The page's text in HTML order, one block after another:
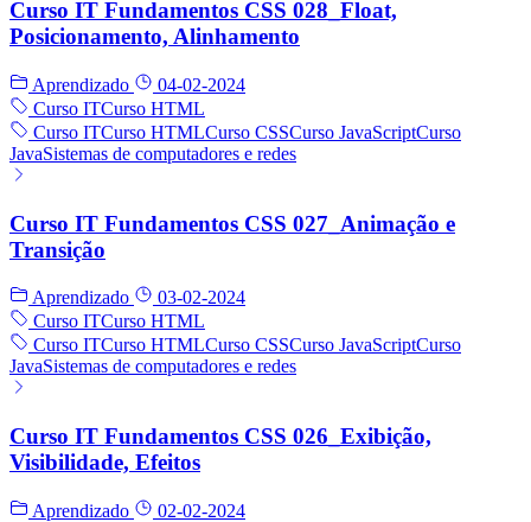
Curso IT Fundamentos CSS 028_Float,
Posicionamento, Alinhamento
Aprendizado
04-02-2024
Curso ITCurso HTML
Curso ITCurso HTMLCurso CSSCurso JavaScriptCurso
JavaSistemas de computadores e redes
Curso IT Fundamentos CSS 027_Animação e
Transição
Aprendizado
03-02-2024
Curso ITCurso HTML
Curso ITCurso HTMLCurso CSSCurso JavaScriptCurso
JavaSistemas de computadores e redes
Curso IT Fundamentos CSS 026_Exibição,
Visibilidade, Efeitos
Aprendizado
02-02-2024